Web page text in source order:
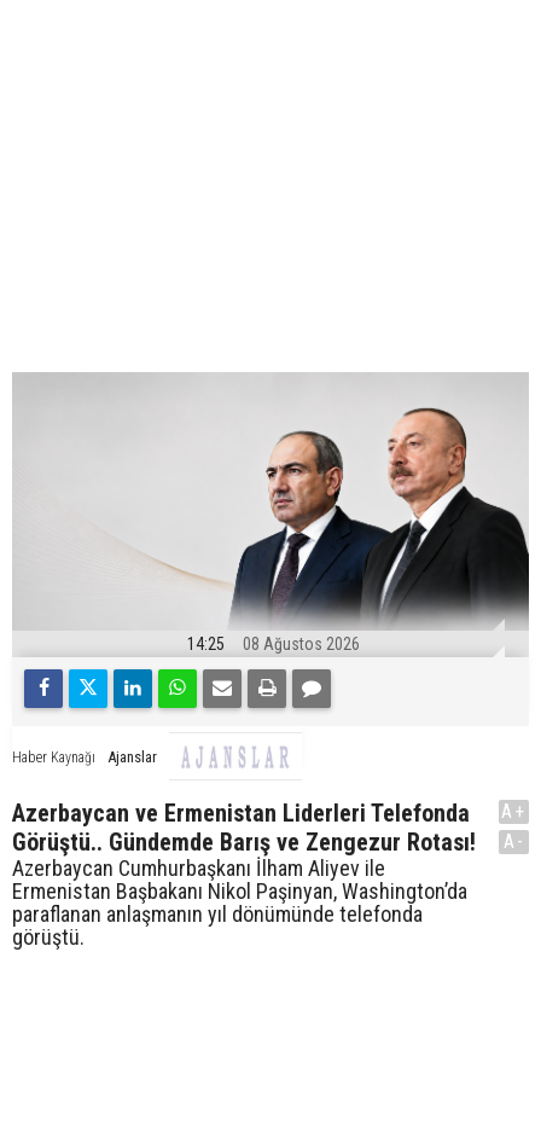
14:25 08 Ağustos 2026
Haber Kaynağı Ajanslar
Azerbaycan ve Ermenistan Liderleri Telefonda
Görüştü.. Gündemde Barış ve Zengezur Rotası!
Azerbaycan Cumhurbaşkanı İlham Aliyev ile
Ermenistan Başbakanı Nikol Paşinyan, Washington’da
paraflanan anlaşmanın yıl dönümünde telefonda
görüştü.
A+
A-